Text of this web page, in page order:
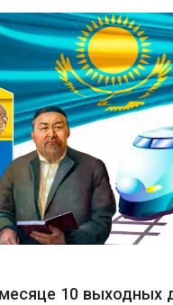
10 выходных